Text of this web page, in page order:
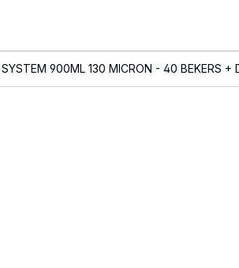
900ML 130 MICRON - 40 BEKERS +